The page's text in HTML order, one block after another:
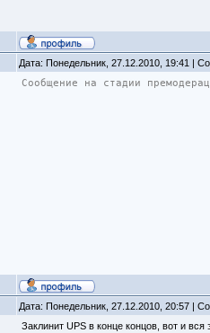
Дата: Понедельник, 27.12.2010, 19:41 |
Сообщение на стадии
Дата: Понедельник, 27.12.2010, 20:57 |
Заклинит UPS в конце концов, вот и